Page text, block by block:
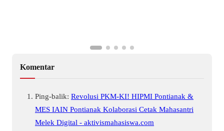
Komentar
Ping-balik: Revolusi PKM-KI! HIPMI Pontianak &
MES IAIN Pontianak Kolaborasi Cetak Mahasantri
Melek Digital - aktivismahasiswa.com